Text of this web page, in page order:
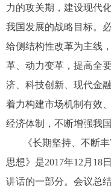
力的攻关期，建设现代
我国发展的战略目标。
给侧结构性改革为主线
革、动力变革，提高全
济、科技创新、现代金
着力构建市场机制有效
经济体制，不断增强我
《长期坚持、不断
思想》是2017年12月18
讲话的一部分。会议总